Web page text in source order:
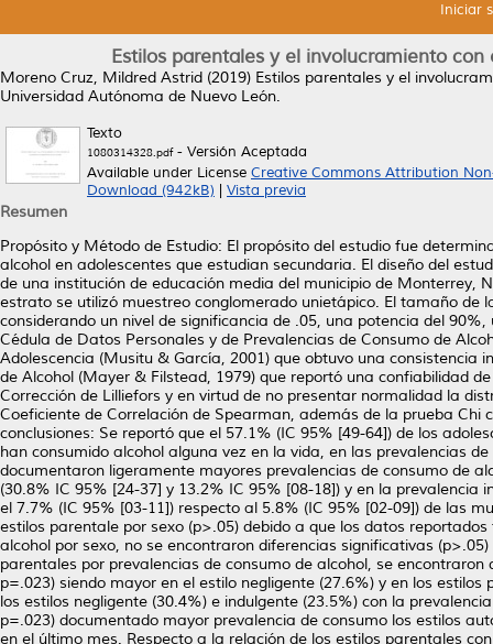
Iniciar
Estilos parentales y el involucramiento
Moreno Cruz, Mildred Astrid (2019) Estilos parentales y el
Universidad Autónoma de Nuevo León.
Texto
1080314328.pdf- Versión Aceptada
Available under License Creative Commons Attribution
Download (942kB)
Vista previa
Resumen
Propósito y Método de Estudio: El propósito del estudio fue
alcohol en adolescentes que estudian secundaria. El diseño del
de una institución de educación media del municipio de Monterrey,
estrato se utilizó muestreo conglomerado unietápico. El tamaño
considerando un nivel de significancia de .05, una potencia del
Cédula de Datos Personales y de Prevalencias de Consumo de
Adolescencia (Musitu & García, 2001) que obtuvo una consistencia
de Alcohol (Mayer & Filstead, 1979) que reportó una confiabilidad
Corrección de Lilliefors y en virtud de no presentar normalidad la
Coeficiente de Correlación de Spearman, además de la prueba
conclusiones: Se reportó que el 57.1% (IC 95% [49-64]) de los
han consumido alcohol alguna vez en la vida, en las prevalencias
documentaron ligeramente mayores prevalencias de consumo de
(30.8% IC 95% [24-37] y 13.2% IC 95% [08-18]) y en la
el 7.7% (IC 95% [03-11]) respecto al 5.8% (IC 95% [02-09]) de las
estilos parentale por sexo (p>.05) debido a que los datos
alcohol por sexo, no se encontraron diferencias significativas
parentales por prevalencias de consumo de alcohol, se
p=.023) siendo mayor en el estilo negligente (27.6%) y en los
los estilos negligente (30.4%) e indulgente (23.5%) con la
p=.023) documentado mayor prevalencia de consumo los estilos
en el último mes. Respecto a la relación de los estilos parentales